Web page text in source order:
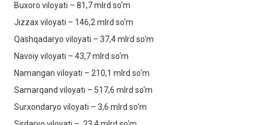
Buxoro viloyati – 81,7 mlrd so‘m
Jizzax viloyati – 146,2 mlrd so‘m
Qashqadaryo viloyati – 37,4 mlrd so‘m
Navoiy viloyati – 43,7 mlrd so‘m
Namangan viloyati – 210,1 mlrd so‘m
Samarqand viloyati – 517,6 mlrd so‘m
Surxondaryo viloyati – 3,6 mlrd so‘m